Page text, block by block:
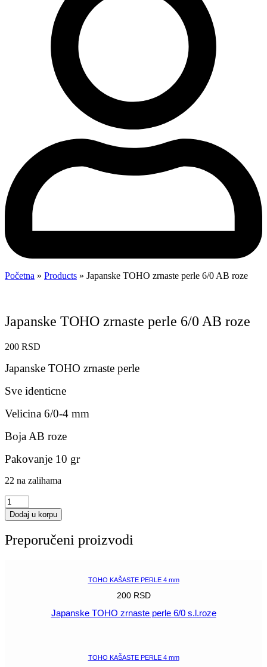
Početna » Products » Japanske TOHO zrnaste perle 6/0 AB roze
Japanske TOHO zrnaste perle 6/0 AB roze
200 RSD
Japanske TOHO zrnaste perle
Sve identicne
Velicina 6/0-4 mm
Boja AB roze
Pakovanje 10 gr
22 na zalihama
Japanske
TOHO
zrnaste
6/0
Dodaj u korpu
Preporučeni proizvodi
TOHO KAŠASTE PERLE 4 mm
200 RSD
Japanske TOHO zrnaste perle 6/0 s.l.roze
TOHO KAŠASTE PERLE 4 mm